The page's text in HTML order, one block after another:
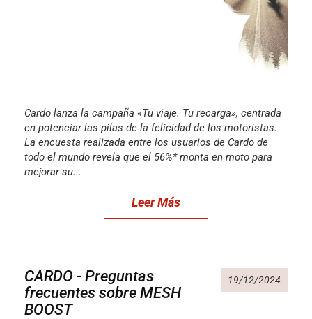
Cardo lanza la campaña «Tu viaje. Tu recarga», centrada
en potenciar las pilas de la felicidad de los motoristas.
La encuesta realizada entre los usuarios de Cardo de
todo el mundo revela que el 56%* monta en moto para
mejorar su...
Leer Más
CARDO - Preguntas
frecuentes sobre MESH
BOOST
19/12/2024